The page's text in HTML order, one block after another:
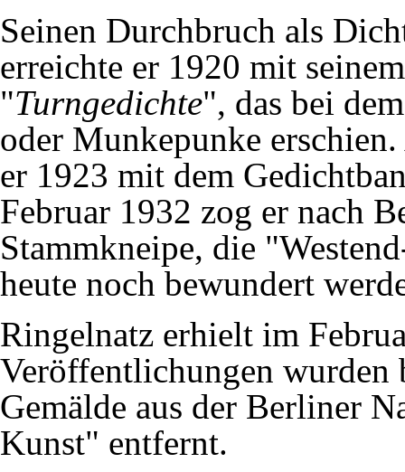
Seinen Durchbruch als
erreichte er 1920 mit
"Turngedichte", das bei
oder Munkepunke
er 1923 mit dem
Februar 1932 zog er nach
Stammkneipe, die
heute noch bewundert
Ringelnatz erhielt im
Veröffentlichungen wurden
Gemälde aus der Berliner
Kunst" entfernt.